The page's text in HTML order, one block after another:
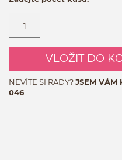
VLOŽIT DO
NEVÍTE SI RADY?JSEM VÁM
046